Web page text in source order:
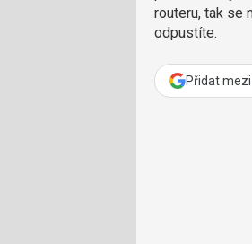
routeru, tak se
odpustíte.
Přidat